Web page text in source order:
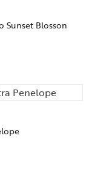
Sunset Blosson